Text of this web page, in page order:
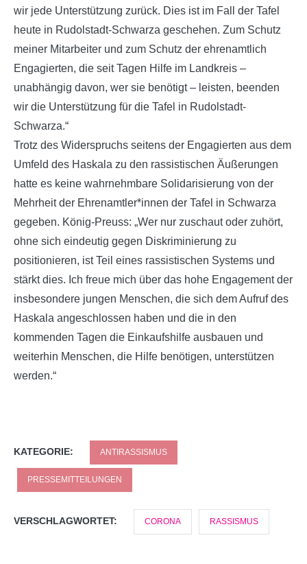
wir jede Unterstützung zurück. Dies ist im Fall der Tafel
heute in Rudolstadt-Schwarza geschehen. Zum Schutz
meiner Mitarbeiter und zum Schutz der ehrenamtlich
Engagierten, die seit Tagen Hilfe im Landkreis –
unabhängig davon, wer sie benötigt – leisten, beenden
wir die Unterstützung für die Tafel in Rudolstadt-
Schwarza.“
Trotz des Widerspruchs seitens der Engagierten aus dem
Umfeld des Haskala zu den rassistischen Äußerungen
hatte es keine wahrnehmbare Solidarisierung von der
Mehrheit der Ehrenamtler*innen der Tafel in Schwarza
gegeben. König-Preuss: „Wer nur zuschaut oder zuhört,
ohne sich eindeutig gegen Diskriminierung zu
positionieren, ist Teil eines rassistischen Systems und
stärkt dies. Ich freue mich über das hohe Engagement der
insbesondere jungen Menschen, die sich dem Aufruf des
Haskala angeschlossen haben und die in den
kommenden Tagen die Einkaufshilfe ausbauen und
weiterhin Menschen, die Hilfe benötigen, unterstützen
werden.“
KATEGORIE: ANTIRASSISMUS
PRESSEMITTEILUNGEN
VERSCHLAGWORTET: CORONA RASSISMUS